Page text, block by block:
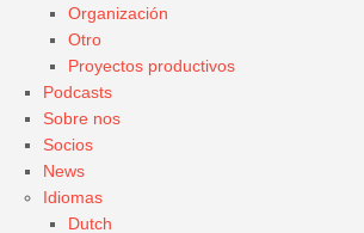
Organización
Otro
Proyectos productivos
Podcasts
Sobre nos
Socios
News
Idiomas
Dutch